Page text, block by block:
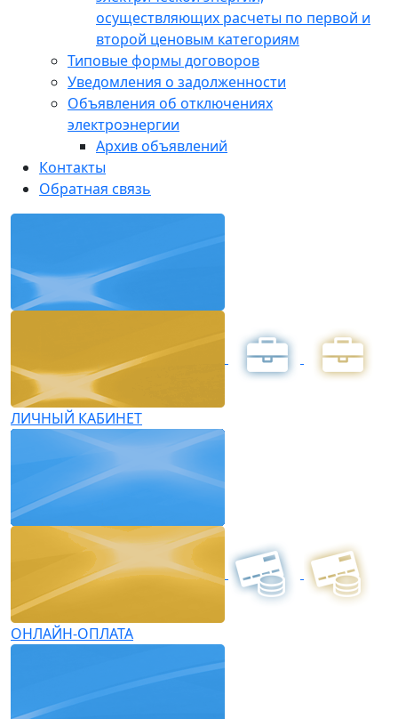
осуществляющих расчеты по первой и
второй ценовым категориям
Типовые формы договоров
Уведомления о задолженности
Объявления об отключениях
электроэнергии
Архив объявлений
Контакты
Обратная связь
ЛИЧНЫЙ КАБИНЕТ
ОНЛАЙН-ОПЛАТА